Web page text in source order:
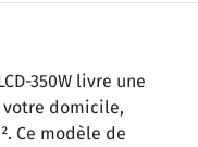
350W livre une
votre domicile,
Ce modèle de